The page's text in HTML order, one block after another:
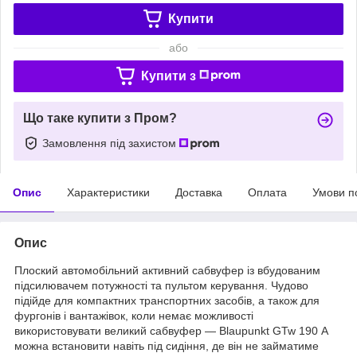
Купити
або
Купити з
Що таке купити з Пром?
Замовлення під захистом
Опис Характеристики Доставка Оплата Умови
Опис
Плоский автомобільний активний сабвуфер із вбудованим
підсилювачем потужності та пультом керування. Чудово
підійде для компактних транспортних засобів, а також для
фургонів і вантажівок, коли немає можливості
використовувати великий сабвуфер — Blaupunkt GTw 190 А
можна встановити навіть під сидіння, де він не займатиме